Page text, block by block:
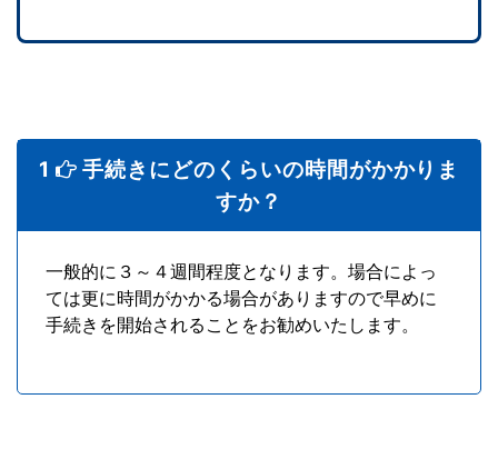
1
手続きにどのくらいの時間がかかりま
すか？
一般的に３～４週間程度となります。場合によっ
ては更に時間がかかる場合がありますので早めに
手続きを開始されることをお勧めいたします。